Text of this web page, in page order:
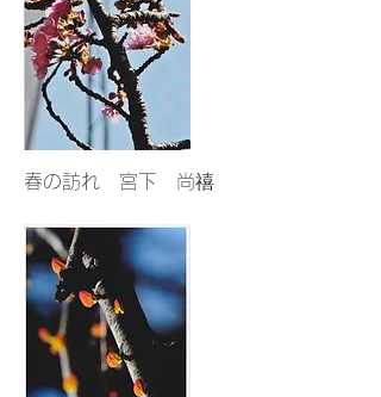
春の訪れ 宮下 尚禧